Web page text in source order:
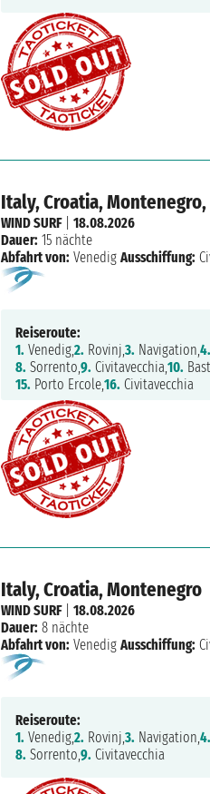
Italy, Croatia, Montenegro,
WIND SURF|18.08.2026
Dauer: 15 nächte
Abfahrt von: Venedig Ausschiffung:
Reiseroute:
1. Venedig,2. Rovinj,3. Navigation,4.
8. Sorrento,9. Civitavecchia,10.
15. Porto Ercole,16. Civitavecchia
Italy, Croatia, Montenegro
WIND SURF|18.08.2026
Dauer: 8 nächte
Abfahrt von: Venedig Ausschiffung:
Reiseroute:
1. Venedig,2. Rovinj,3. Navigation,4.
8. Sorrento,9. Civitavecchia